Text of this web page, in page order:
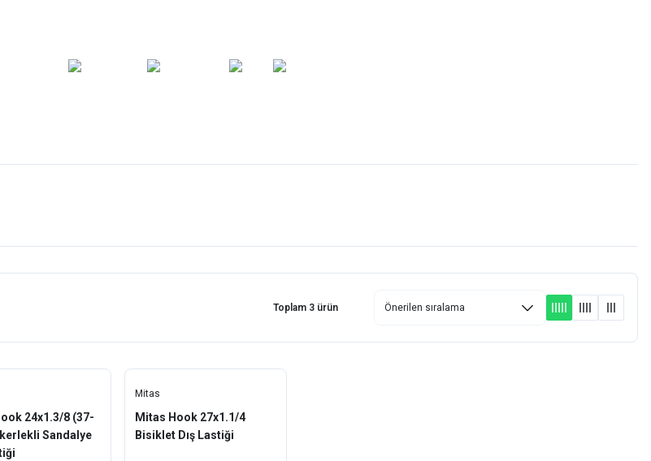
AKSESUARLAR ASKI/TAŞIMA TAMİR/BAKIM GİYİM
Toplam 3 ürün
24x1.3/8 (37-
Sandalye
Mitas
Mitas Hook 27x1.1/4
Bisiklet Dış Lastiği